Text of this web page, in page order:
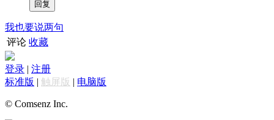
我也要说两句
评论 收藏
登录 | 注册
标准版 | 触屏版 | 电脑版
© Comsenz Inc.